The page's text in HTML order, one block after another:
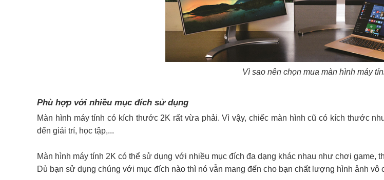
Vì sao nên chọn mua màn hình máy
Phù hợp với nhiều mục đích sử dụng
Màn hình máy tính có kích thước 2K rất vừa phải. Vì vậy, chiếc màn hình cũ có kích thước
đến giải trí, học tập,...
Màn hình máy tính 2K có thể sử dụng với nhiều mục đích đa dạng khác nhau như chơi
Dù bạn sử dụng chúng với mục đích nào thì nó vẫn mang đến cho bạn chất lượng hình ảnh